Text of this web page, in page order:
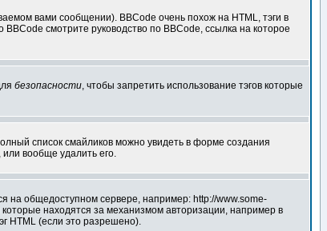
вами сообщении). BBCode очень похож на HTML, тэги в
смотрите руководство по BBCode, ссылка на которое
безопасности, чтобы запретить использование тэгов которые
список смайликов можно увидеть в форме создания
вообще удалить его.
на общедоступном сервере, например: http://www.some-
находятся за механизмом авторизации, например в
HTML (если это разрешено).